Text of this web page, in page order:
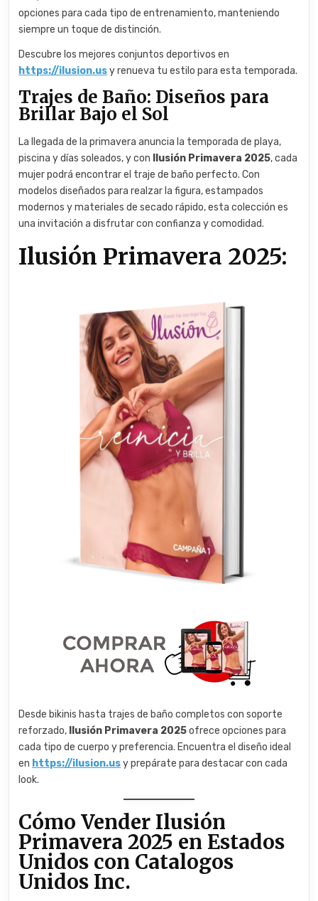
opciones para cada tipo de entrenamiento, manteniendo
siempre un toque de distinción.
Descubre los mejores conjuntos deportivos en
https://ilusion.usy renueva tu estilo para esta temporada.
Trajes de Baño: Diseños para
Brillar Bajo el Sol
La llegada de la primavera anuncia la temporada de playa,
piscina y días soleados, y con
Ilusión Primavera 2025, cada
mujer podrá encontrar el traje de baño perfecto. Con
modelos diseñados para realzar la figura, estampados
modernos y materiales de secado rápido, esta colección es
una invitación a disfrutar con confianza y comodidad.
Ilusión Primavera 2025:
Desde bikinis hasta trajes de baño completos con soporte
reforzado,
Ilusión Primavera 2025ofrece opciones para
cada tipo de cuerpo y preferencia. Encuentra el diseño ideal
en https://ilusion.usy prepárate para destacar con cada
look.
Cómo Vender Ilusión
Primavera 2025 en Estados
Unidos con Catalogos
Unidos Inc.